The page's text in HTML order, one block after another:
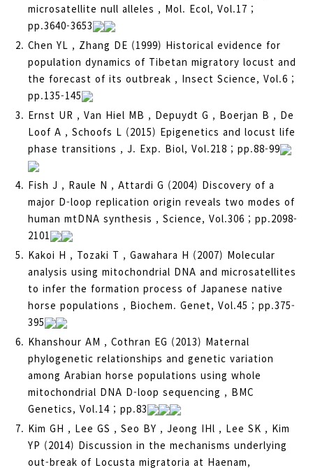
microsatellite null alleles , Mol. Ecol, Vol.17 ;
pp.3640-3653
Chen YL , Zhang DE (1999) Historical evidence for
population dynamics of Tibetan migratory locust and
the forecast of its outbreak , Insect Science, Vol.6 ;
pp.135-145
Ernst UR , Van Hiel MB , Depuydt G , Boerjan B , De
Loof A , Schoofs L (2015) Epigenetics and locust life
phase transitions , J. Exp. Biol, Vol.218 ; pp.88-99
Fish J , Raule N , Attardi G (2004) Discovery of a
major D-loop replication origin reveals two modes of
human mtDNA synthesis , Science, Vol.306 ; pp.2098-
2101
Kakoi H , Tozaki T , Gawahara H (2007) Molecular
analysis using mitochondrial DNA and microsatellites
to infer the formation process of Japanese native
horse populations , Biochem. Genet, Vol.45 ; pp.375-
395
Khanshour AM , Cothran EG (2013) Maternal
phylogenetic relationships and genetic variation
among Arabian horse populations using whole
mitochondrial DNA D-loop sequencing , BMC
Genetics, Vol.14 ; pp.83
Kim GH , Lee GS , Seo BY , Jeong IHl , Lee SK , Kim
YP (2014) Discussion in the mechanisms underlying
out-break of Locusta migratoria at Haenam,